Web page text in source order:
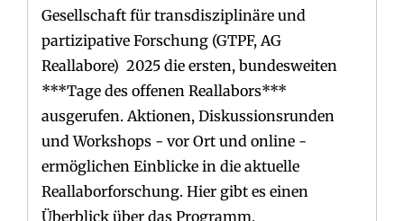
Gesellschaft für transdisziplinäre und
partizipative Forschung (GTPF, AG
Reallabore) 2025 die ersten, bundesweiten
***Tage des offenen Reallabors***
ausgerufen. Aktionen, Diskussionsrunden
und Workshops - vor Ort und online -
ermöglichen Einblicke in die aktuelle
Reallaborforschung. Hier gibt es einen
Überblick über das Programm.